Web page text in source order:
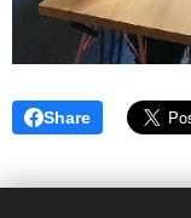
Share